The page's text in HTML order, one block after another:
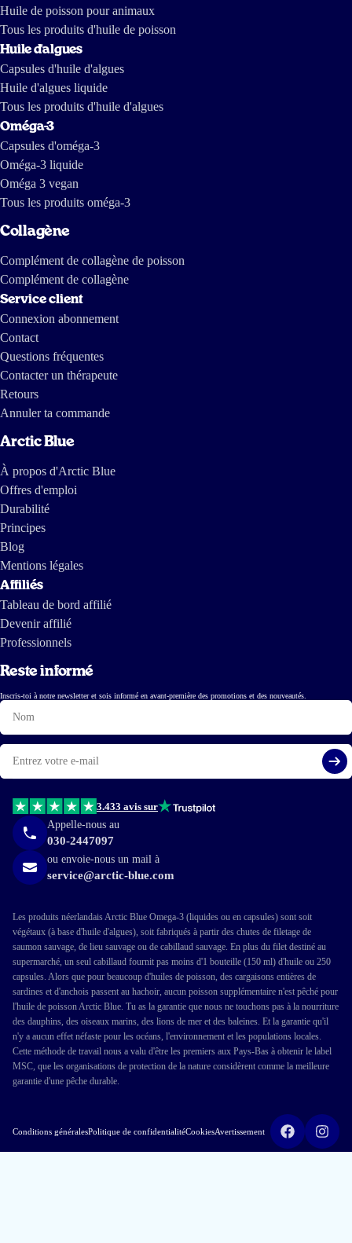
Huile de poisson pour animaux
Tous les produits d'huile de poisson
Huile d'algues
Capsules d'huile d'algues
Huile d'algues liquide
Tous les produits d'huile d'algues
Oméga-3
Capsules d'oméga-3
Oméga-3 liquide
Oméga 3 vegan
Tous les produits oméga-3
Collagène
Complément de collagène de poisson
Complément de collagène
Service client
Connexion abonnement
Contact
Questions fréquentes
Contacter un thérapeute
Retours
Annuler ta commande
Arctic Blue
À propos d'Arctic Blue
Offres d'emploi
Durabilité
Principes
Blog
Mentions légales
Affiliés
Tableau de bord affilié
Devenir affilié
Professionnels
Reste informé
Inscris-toi à notre newsletter et sois informé en avant-première des promotions et des nouveautés.
Nom
E-
mail
3.433 avis sur
Appelle-nous au
030-2447097
ou envoie-nous un mail à
service@arctic-blue.com
Les produits néerlandais Arctic Blue Omega-3 (liquides ou en capsules) sont soit
végétaux (à base d'huile d'algues), soit fabriqués à partir des chutes de filetage de
saumon sauvage, de lieu sauvage ou de cabillaud sauvage. En plus du filet destiné au
supermarché, un seul cabillaud fournit pas moins d'1 bouteille (150 ml) d'huile ou 250
capsules. Alors que pour beaucoup d'huiles de poisson, des cargaisons entières de
sardines et d'anchois passent au hachoir, aucun poisson supplémentaire n'est pêché pour
l'huile de poisson Arctic Blue. Tu as la garantie que nous ne touchons pas à la nourriture
des dauphins, des oiseaux marins, des lions de mer et des baleines. Et la garantie qu'il
n'y a aucun effet néfaste pour les océans, l'environnement et les populations locales.
Cette méthode de travail nous a valu d'être les premiers aux Pays-Bas à obtenir le label
MSC, que les organisations de protection de la nature considèrent comme la meilleure
garantie d'une pêche durable.
Conditions généralesPolitique de confidentialitéCookiesAvertissement